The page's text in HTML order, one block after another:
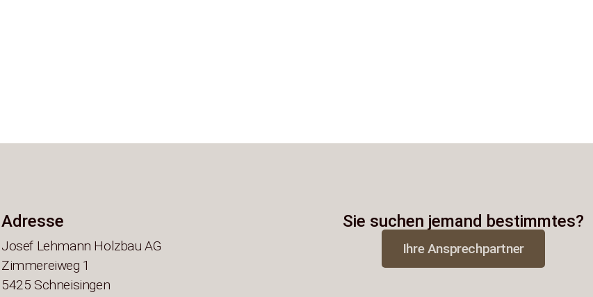
Adresse
Josef Lehmann Holzbau AG
Zimmereiweg 1
5425 Schneisingen
Sie suchen jemand bestimmtes?
Ihre Ansprechpartner